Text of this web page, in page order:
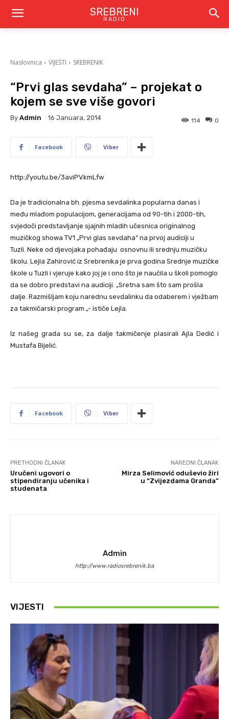
SREBRENI
RADIO
Naslovnica VIJESTI SREBRENIK
“Prvi glas sevdaha” – projekat o
kojem se sve više govori
By Admin 16 Januara, 2014 0
114
Facebook Viber
http://youtu.be/3aviPVkmLfw
Da je tradicionalna bh. pjesma sevdalinka popularna danas i
među mlađom populacijom, generacijama od 90-tih i 2000-tih,
svjedoči predstavljanje sjajnih mladih učesnica originalnog
muzičkog showa TV1 „Prvi glas sevdaha“ na prvoj audiciji u
Tuzli. Neke od djevojaka pohađaju osnovnu ili srednju muzičku
školu. Lejla Zahirović iz Srebrenika je prva godina Srednje muzičke
škole u Tuzli i vjeruje kako joj je i ono što je naučila u školi pomoglo
da se dobro predstavi na audiciji. „Sretna sam što sam prošla
dalje. Razmišljam koju narednu sevdalinku da odaberem i vježbam
za takmičarski program „- ističe Lejla.
Iz našeg grada su se, za dalje takmičenje plasirali Ajla Dedić i
Mustafa Bijelić.
Facebook Viber
PRETHODNI ČLANAK
Uručeni ugovori o
stipendiranju učenika i
studenata
NAREDNI ČLANAK
Mirza Selimović oduševio žiri
u “Zvijezdama Granda”
Admin
http://www.radiosrebrenik.ba
VIJESTI